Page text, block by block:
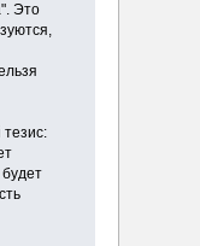
Это